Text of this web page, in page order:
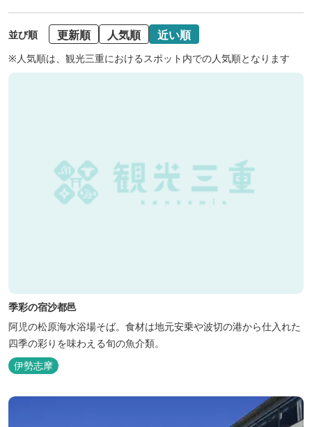
並び順 更新順 人気順 近い順
※人気順は、観光三重におけるスポット内での人気順となります
季彩の宿沙都邑
阿児の松原海水浴場そば。食材は地元安乗や波切の港から仕入れた
四季の彩りを味わえる旬の魚介類。
伊勢志摩